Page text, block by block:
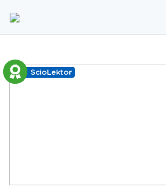
ScioLektor